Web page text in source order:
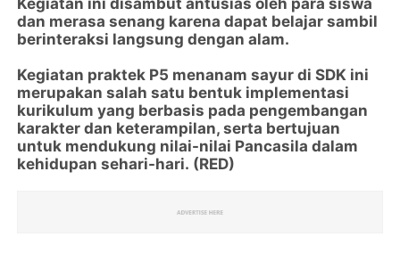
Kegiatan ini disambut antusias oleh para siswa
dan merasa senang karena dapat belajar sambil
berinteraksi langsung dengan alam.
Kegiatan praktek P5 menanam sayur di SDK ini
merupakan salah satu bentuk implementasi
kurikulum yang berbasis pada pengembangan
karakter dan keterampilan, serta bertujuan
untuk mendukung nilai-nilai Pancasila dalam
kehidupan sehari-hari. (RED)